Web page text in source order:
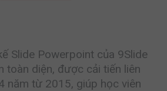
Slide Powerpoint của 9Slide
toàn diện, được cải tiến liên
năm từ 2015, giúp học viên